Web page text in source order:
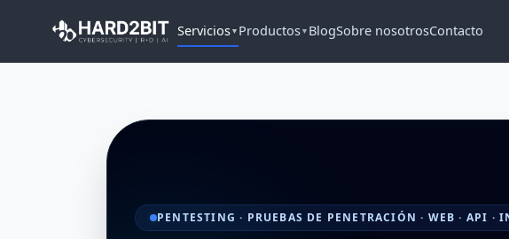
Servicios▼ Productos▼ BlogSobre nosotrosContacto
PENTESTING · PRUEBAS DE PENETRACIÓN · WEB · API ·